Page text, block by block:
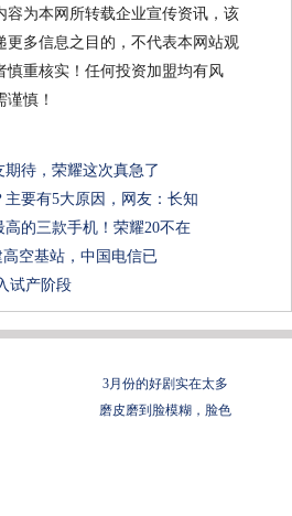
容为本网所转载企业宣传资讯，该
更多信息之目的，不代表本网站观
慎重核实！任何投资加盟均有风
慎！
待，荣耀这次真急了
要有5大原因，网友：长知
的三款手机！荣耀20不在
空基站，中国电信已
试产阶段
3月份的好剧实在太多
磨皮磨到脸模糊，脸色